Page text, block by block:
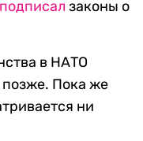
подписал законы о
в НАТО
Пока же
ни